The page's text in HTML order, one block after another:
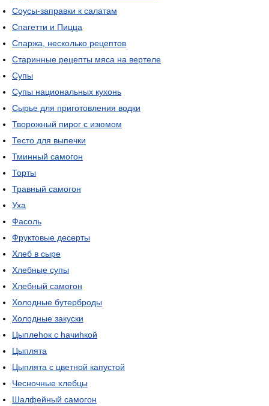
Соусы-заправки к салатам
Спагетти и Пицца
Спаржа, несколько рецептов
Старинные рецепты мяса на вертеле
Супы
Супы национальных кухонь
Сырье для приготовления водки
Творожный пирог с изюмом
Тесто для выпечки
Тминный самогон
Торты
Травный самогон
Уха
Фасоль
Фруктовые десерты
Хлеб в сыре
Хлебные супы
Хлебный самогон
Холодные бутерброды
Холодные закуски
Цыплеhок с hачиhкой
Цыплята
Цыплята с цветной капустой
Чесночные хлебцы
Шалфейный самогон